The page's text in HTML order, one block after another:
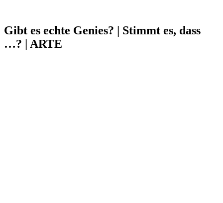
Gibt es echte Genies? | Stimmt es, dass
…? | ARTE